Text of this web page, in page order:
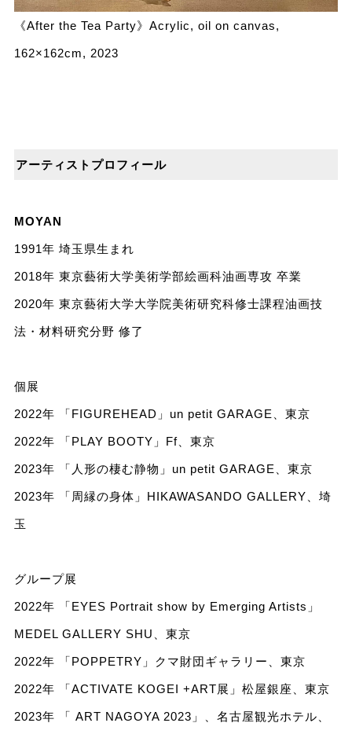
《After the Tea Party》Acrylic, oil on canvas,
162×162cm, 2023
アーティストプロフィール
MOYAN
1991年 埼玉県生まれ
2018年 東京藝術大学美術学部絵画科油画専攻 卒業
2020年 東京藝術大学大学院美術研究科修士課程油画技
法・材料研究分野 修了
個展
2022年 「FIGUREHEAD」un petit GARAGE、東京
2022年 「PLAY BOOTY」Ff、東京
2023年 「人形の棲む静物」un petit GARAGE、東京
2023年 「周縁の身体」HIKAWASANDO GALLERY、埼
玉
グループ展
2022年 「EYES Portrait show by Emerging Artists」
MEDEL GALLERY SHU、東京
2022年 「POPPETRY」クマ財団ギャラリー、東京
2022年 「ACTIVATE KOGEI +ART展」松屋銀座、東京
2023年 「 ART NAGOYA 2023」、名古屋観光ホテル、